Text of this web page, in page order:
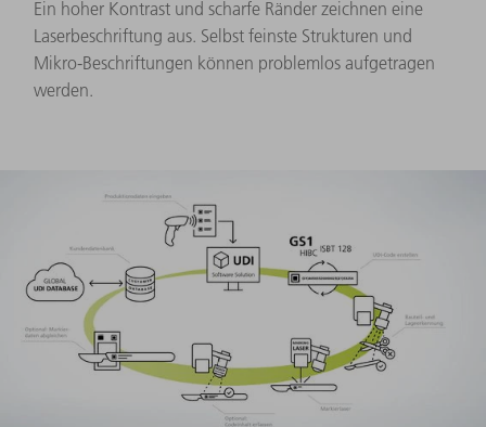
Ein hoher Kontrast und scharfe Ränder zeichnen eine
Laserbeschriftung aus. Selbst feinste Strukturen und
Mikro-Beschriftungen können problemlos aufgetragen
werden.